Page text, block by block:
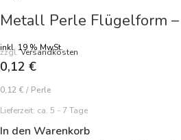
Metall Perle Flügelform
inkl. 19 % MwSt.
zzgl.Versandkosten
0,12 €
0,12 € / Perle
Lieferzeit: ca. 5 - 7 Tage
In den Warenkorb